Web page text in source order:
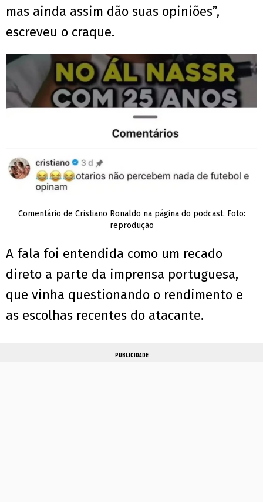
mas ainda assim dão suas opiniões”,
escreveu o craque.
Comentário de Cristiano Ronaldo na página do podcast. Foto:
reprodução
A fala foi entendida como um recado
direto a parte da imprensa portuguesa,
que vinha questionando o rendimento e
as escolhas recentes do atacante.
PUBLICIDADE